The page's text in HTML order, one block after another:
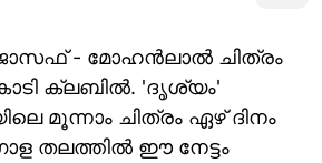
- മോഹൻലാൽ ചിത്രം
ക്ലബിൽ. 'ദൃശ്യം'
മൂന്നാം ചിത്രം ഏഴ് ദിനം
തലത്തിൽ ഈ നേട്ടം